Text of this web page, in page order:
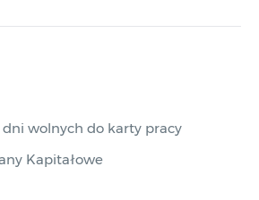
wolnych do karty pracy
Kapitałowe